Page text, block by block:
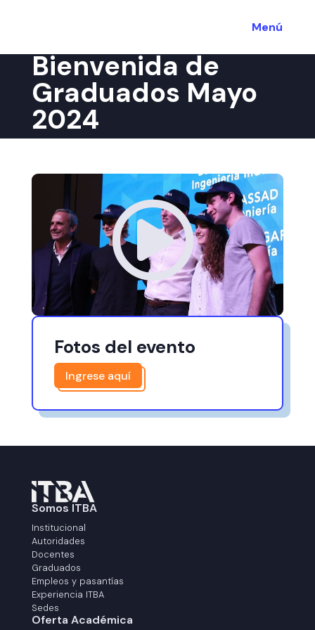
Menú
Bienvenida de
Graduados Mayo
2024
Fotos del evento
Ingrese aquí
Somos ITBA
Institucional
Autoridades
Docentes
Graduados
Empleos y pasantías
Experiencia ITBA
Sedes
Oferta Académica